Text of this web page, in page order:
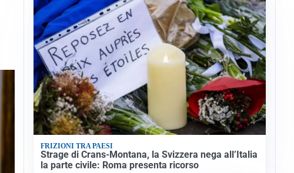
FRIZIONI TRA PAESI
Strage di Crans-Montana, la Svizzera nega all’Italia
la parte civile: Roma presenta ricorso